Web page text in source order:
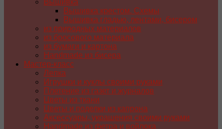
Вышивка
Вышивка крестом. Схемы
Вышивка гладью, лентами, бисером
из природных материалов
из бросового материала
из бумаги и картона
Handmade из бисера
Мастер-класс
Лепка
Игрушки и куклы своими руками
Плетение из газет и журналов
Цветы из ткани
Цветы и поделки из капрона
Аксессуары, украшения своими руками
Handmade из фетра и войлока